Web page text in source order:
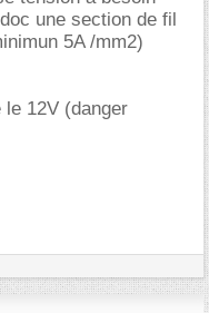
une section de fil
5A /mm2)
le 12V (danger